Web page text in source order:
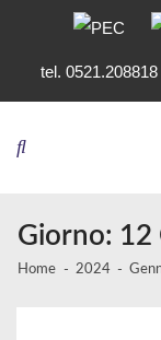
tel. 0521.208818
navigation
content
Giorno: 12
Home 2024